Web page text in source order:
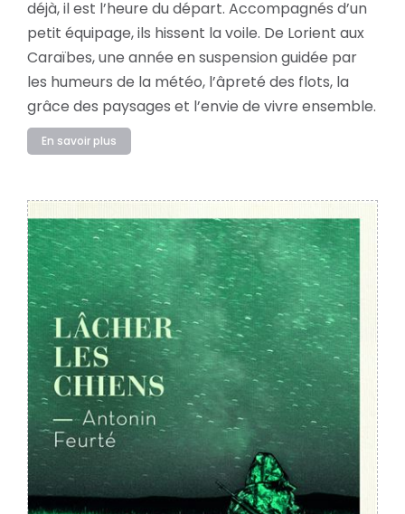
déjà, il est l’heure du départ. Accompagnés d’un
petit équipage, ils hissent la voile. De Lorient aux
Caraïbes, une année en suspension guidée par
les humeurs de la météo, l’âpreté des flots, la
grâce des paysages et l’envie de vivre ensemble.
En savoir plus